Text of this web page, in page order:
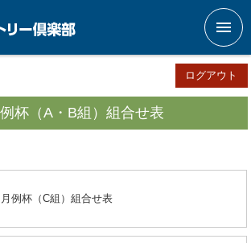
メニ
ログアウト
杯（A・B組）組合せ表
例杯（C組）組合せ表